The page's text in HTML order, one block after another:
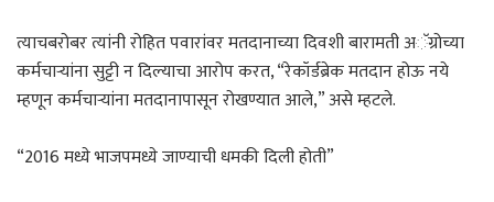
त्याचबरोबर त्यांनी रोहित पवारांवर मतदानाच्या दिवशी बारामती अॅग्रोच्या
कर्मचाऱ्यांना सुट्टी न दिल्याचा आरोप करत, “रेकॉर्डब्रेक मतदान होऊ नये
म्हणून कर्मचाऱ्यांना मतदानापासून रोखण्यात आले,” असे म्हटले.
“2016 मध्ये भाजपमध्ये जाण्याची धमकी दिली होती”